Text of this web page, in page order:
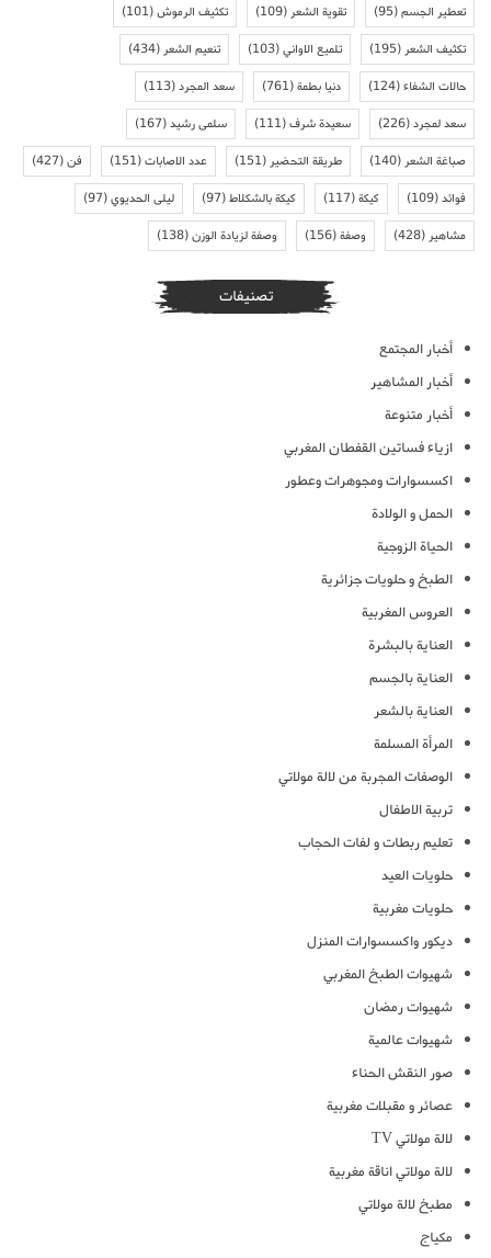
تعطير الجسم(95) تقوية الشعر(109) تكثيف الرموش(101)
تكثيف الشعر(195) تلميع الاواني(103) تنعيم الشعر(434)
حالات الشفاء(124) دنيا بطمة(761) سعد المجرد(113)
سعد لمجرد(226) سعيدة شرف(111) سلمى رشيد(167)
صباغة الشعر(140) طريقة التحضير(151) عدد الاصابات(151) فن(427)
فوائد(109) كيكة(117) كيكة بالشكلاط(97) ليلى الحديوي(97)
مشاهير(428) وصفة(156) وصفة لزيادة الوزن(138)
تصنيفات
أخبار المجتمع
أخبار المشاهير
أخبار متنوعة
ازياء فساتين القفطان المغربي
اكسسوارات ومجوهرات وعطور
الحمل و الولادة
الحياة الزوجية
الطبخ و حلويات جزائرية
العروس المغربية
العناية بالبشرة
العناية بالجسم
العناية بالشعر
المرأة المسلمة
الوصفات المجربة من لالة مولاتي
تربية الاطفال
تعليم ربطات و لفات الحجاب
حلويات العيد
حلويات مغربية
ديكور واكسسوارات المنزل
شهيوات الطبخ المغربي
شهيوات رمضان
شهيوات عالمية
صور النقش الحناء
عصائر و مقبلات مغربية
لالة مولاتي TV
لالة مولاتي اناقة مغربية
مطبخ لالة مولاتي
مكياج